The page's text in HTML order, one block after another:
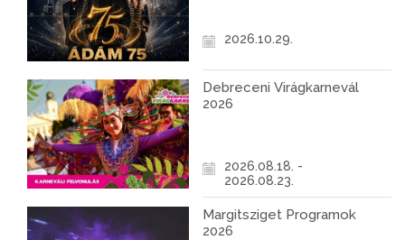
2026.10.29.
Debreceni Virágkarnevál
2026
2026.08.18. -
2026.08.23.
Margitsziget Programok
2026